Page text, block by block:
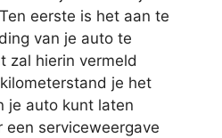
eerste is het aan te
van je auto te
zal hierin vermeld
je het
je auto kunt laten
een serviceweergave